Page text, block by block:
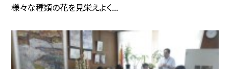
様々な種類の花を見栄えよく...